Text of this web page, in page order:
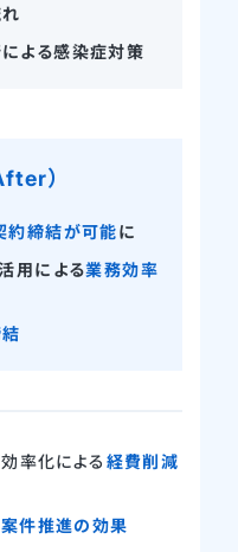
よる感染症対策
）
約締結が可能に
用による業務効率
率化による 経費削減
案件推進の効果